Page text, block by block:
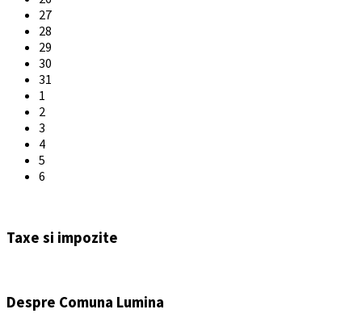
27
28
29
30
31
1
2
3
4
5
6
calendar
Taxe si impozite
Despre Comuna Lumina